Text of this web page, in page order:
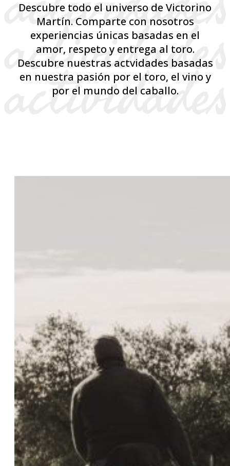
Descubre todo el universo de Victorino
Martín. Comparte con nosotros
experiencias únicas basadas en el
amor, respeto y entrega al toro.
Descubre nuestras actvidades basadas
en nuestra pasión por el toro, el vino y
por el mundo del caballo.